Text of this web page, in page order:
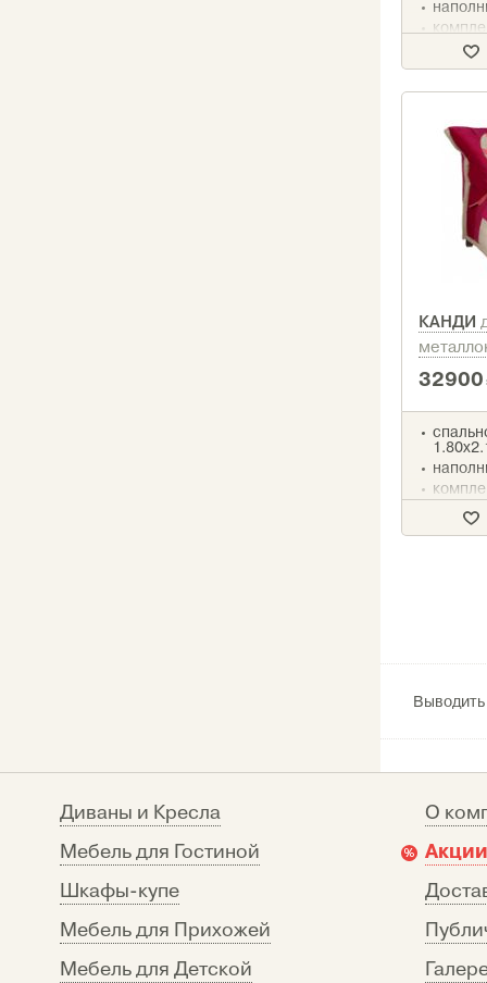
КАНДИ
32900
Диваны и Кресла
Мебель для Гостиной
Шкафы-купе
Мебель для Прихожей
Мебель для Детской
О